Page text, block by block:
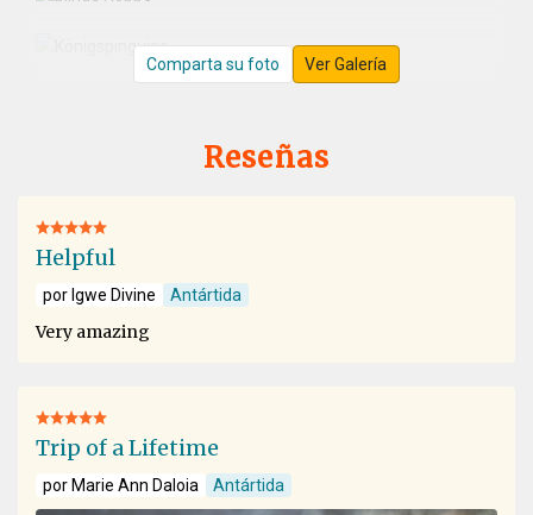
Comparta su foto Ver Galería
Reseñas
Helpful
por Igwe Divine Antártida
Very amazing
Trip of a Lifetime
por Marie Ann Daloia Antártida